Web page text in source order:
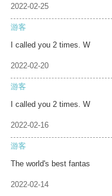
2022-02-25
游客
I called you 2 times. W
2022-02-20
游客
I called you 2 times. W
2022-02-16
游客
The world's best fantas
2022-02-14